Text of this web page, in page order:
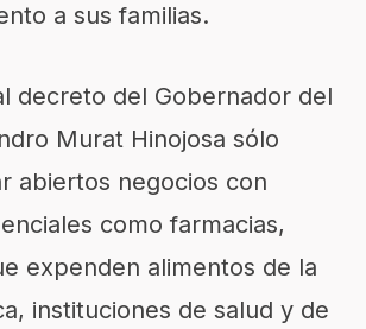
a sus familias.
decreto del Gobernador del
Murat Hinojosa sólo
abiertos negocios con
como farmacias,
expenden alimentos de la
instituciones de salud y de